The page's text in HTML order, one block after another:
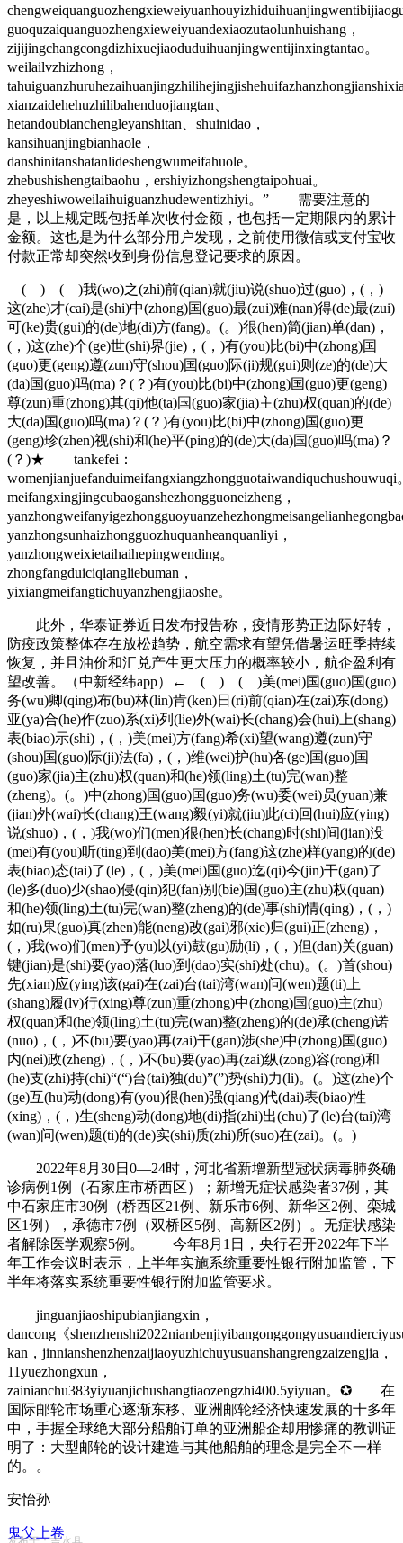
guoquzaiquanguozhengxieweiyuandexiaozutaolunhuishang，
zijijingchangcongdizhixuejiaoduduihuanjingwentijinxingtantao。
weilailvzhizhong，
xianzaidehehuzhilibahenduojiangtan、
hetandoubianchengleyanshitan、shuinidao，
kansihuanjingbianhaole，
danshinitanshatanlideshengwumeifahuole。
zhebushishengtaibaohu，ershiyizhongshengtaipohuai。
zheyeshiwoweilaihuiguanzhudewentizhiyi。” 需要注意的
是，以上规定既包括单次收付金额，也包括一定期限内的累计
金额。这也是为什么部分用户发现，之前使用微信或支付宝收
付款正常却突然收到身份信息登记要求的原因。
( ) ( )我(wo)之(zhi)前(qian)就(jiu)说(shuo)过(guo)，(，)
这(zhe)才(cai)是(shi)中(zhong)国(guo)最(zui)难(nan)得(de)最(zui)
可(ke)贵(gui)的(de)地(di)方(fang)。(。)很(hen)简(jian)单(dan)，
(，)这(zhe)个(ge)世(shi)界(jie)，(，)有(you)比(bi)中(zhong)国
(guo)更(geng)遵(zun)守(shou)国(guo)际(ji)规(gui)则(ze)的(de)大
(da)国(guo)吗(ma)？(？)有(you)比(bi)中(zhong)国(guo)更(geng)
尊(zun)重(zhong)其(qi)他(ta)国(guo)家(jia)主(zhu)权(quan)的(de)
大(da)国(guo)吗(ma)？(？)有(you)比(bi)中(zhong)国(guo)更
(geng)珍(zhen)视(shi)和(he)平(ping)的(de)大(da)国(guo)吗(ma)？
(？)★ tankefei：
womenjianjuefanduimeifangxiangzhongguotaiwandiquchushouwuqi
meifangxingjingcubaoganshezhongguoneizheng，
yanzhongsunhaizhongguozhuquanheanquanliyi，
yanzhongweixietaihaihepingwending。
zhongfangduiciqiangliebuman，
yixiangmeifangtichuyanzhengjiaoshe。
此外，华泰证券近日发布报告称，疫情形势正边际好转，
防疫政策整体存在放松趋势，航空需求有望凭借暑运旺季持续
恢复，并且油价和汇兑产生更大压力的概率较小，航企盈利有
望改善。（中新经纬app）← ( ) ( )美(mei)国(guo)国(guo)
务(wu)卿(qing)布(bu)林(lin)肯(ken)日(ri)前(qian)在(zai)东(dong)
亚(ya)合(he)作(zuo)系(xi)列(lie)外(wai)长(chang)会(hui)上(shang)
表(biao)示(shi)，(，)美(mei)方(fang)希(xi)望(wang)遵(zun)守
(shou)国(guo)际(ji)法(fa)，(，)维(wei)护(hu)各(ge)国(guo)国
(guo)家(jia)主(zhu)权(quan)和(he)领(ling)土(tu)完(wan)整
(zheng)。(。)中(zhong)国(guo)国(guo)务(wu)委(wei)员(yuan)兼
(jian)外(wai)长(chang)王(wang)毅(yi)就(jiu)此(ci)回(hui)应(ying)
说(shuo)，(，)我(wo)们(men)很(hen)长(chang)时(shi)间(jian)没
(mei)有(you)听(ting)到(dao)美(mei)方(fang)这(zhe)样(yang)的(de)
表(biao)态(tai)了(le)，(，)美(mei)国(guo)迄(qi)今(jin)干(gan)了
(le)多(duo)少(shao)侵(qin)犯(fan)别(bie)国(guo)主(zhu)权(quan)
和(he)领(ling)土(tu)完(wan)整(zheng)的(de)事(shi)情(qing)，(，)
如(ru)果(guo)真(zhen)能(neng)改(gai)邪(xie)归(gui)正(zheng)，
(，)我(wo)们(men)予(yu)以(yi)鼓(gu)励(li)，(，)但(dan)关(guan)
键(jian)是(shi)要(yao)落(luo)到(dao)实(shi)处(chu)。(。)首(shou)
先(xian)应(ying)该(gai)在(zai)台(tai)湾(wan)问(wen)题(ti)上
(shang)履(lv)行(xing)尊(zun)重(zhong)中(zhong)国(guo)主(zhu)
权(quan)和(he)领(ling)土(tu)完(wan)整(zheng)的(de)承(cheng)诺
(nuo)，(，)不(bu)要(yao)再(zai)干(gan)涉(she)中(zhong)国(guo)
内(nei)政(zheng)，(，)不(bu)要(yao)再(zai)纵(zong)容(rong)和
(he)支(zhi)持(chi)“(“)台(tai)独(du)”(”)势(shi)力(li)。(。)这(zhe)个
(ge)互(hu)动(dong)有(you)很(hen)强(qiang)代(dai)表(biao)性
(xing)，(，)生(sheng)动(dong)地(di)指(zhi)出(chu)了(le)台(tai)湾
(wan)问(wen)题(ti)的(de)实(shi)质(zhi)所(suo)在(zai)。(。)
2022年8月30日0—24时，河北省新增新型冠状病毒肺炎确
诊病例1例（石家庄市桥西区）；新增无症状感染者37例，其
中石家庄市30例（桥西区21例、新乐市6例、新华区2例、栾城
区1例），承德市7例（双桥区5例、高新区2例）。无症状感染
者解除医学观察5例。 今年8月1日，央行召开2022年下半
年工作会议时表示，上半年实施系统重要性银行附加监管，下
半年将落实系统重要性银行附加监管要求。
jinguanjiaoshipubianjiangxin，
dancong《
kan，jinnianshenzhenzaijiaoyuzhichuyusuanshangrengzaizengjia，
11yuezhongxun，
zainianchu383yiyuanjichushangtiaozengzhi400.5yiyuan。✪ 在
国际邮轮市场重心逐渐东移、亚洲邮轮经济快速发展的十多年
中，手握全球绝大部分船舶订单的亚洲船企却用惨痛的教训证
明了：大型邮轮的设计建造与其他船舶的理念是完全不一样
的。。
安怡孙
鬼父上卷